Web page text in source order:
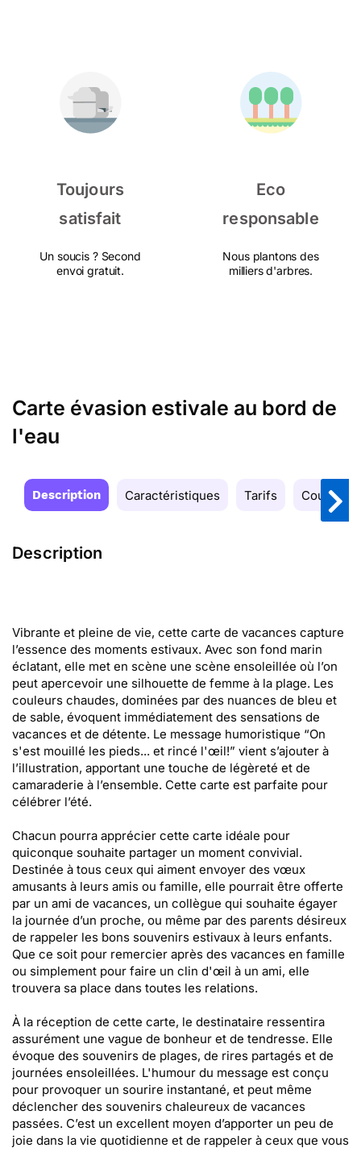
Toujours
satisfait
Un soucis ? Second
envoi gratuit.
Eco
responsable
Nous plantons des
milliers d'arbres.
Carte évasion estivale au bord de
l'eau
Description Caractéristiques Tarifs Couleurs
Description
Vibrante et pleine de vie, cette carte de vacances capture
l’essence des moments estivaux. Avec son fond marin
éclatant, elle met en scène une scène ensoleillée où l’on
peut apercevoir une silhouette de femme à la plage. Les
couleurs chaudes, dominées par des nuances de bleu et
de sable, évoquent immédiatement des sensations de
vacances et de détente. Le message humoristique “On
s'est mouillé les pieds... et rincé l'œil!” vient s’ajouter à
l’illustration, apportant une touche de légèreté et de
camaraderie à l’ensemble. Cette carte est parfaite pour
célébrer l’été.
Chacun pourra apprécier cette carte idéale pour
quiconque souhaite partager un moment convivial.
Destinée à tous ceux qui aiment envoyer des vœux
amusants à leurs amis ou famille, elle pourrait être offerte
par un ami de vacances, un collègue qui souhaite égayer
la journée d’un proche, ou même par des parents désireux
de rappeler les bons souvenirs estivaux à leurs enfants.
Que ce soit pour remercier après des vacances en famille
ou simplement pour faire un clin d'œil à un ami, elle
trouvera sa place dans toutes les relations.
À la réception de cette carte, le destinataire ressentira
assurément une vague de bonheur et de tendresse. Elle
évoque des souvenirs de plages, de rires partagés et de
journées ensoleillées. L'humour du message est conçu
pour provoquer un sourire instantané, et peut même
déclencher des souvenirs chaleureux de vacances
passées. C’est un excellent moyen d’apporter un peu de
joie dans la vie quotidienne et de rappeler à ceux que vous